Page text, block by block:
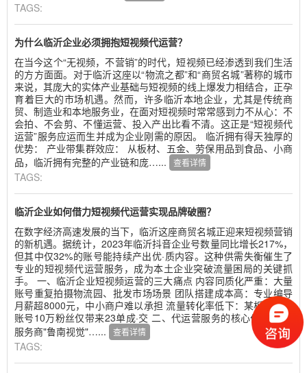
TAGS:
为什么临沂企业必须拥抱短视频代运营？
在当今这个“无视频，不营销”的时代，短视频已经渗透到我们生活
的方方面面。对于临沂这座以“物流之都”和“商贸名城”著称的城市
来说，其庞大的实体产业基础与短视频的线上爆发力相结合，正孕
育着巨大的市场机遇。然而，许多临沂本地企业，尤其是传统商
贸、制造业和本地服务业，在面对短视频时常常感到力不从心：不
会拍、不会剪、不懂运营、投入产出比看不清。这正是“短视频代
运营”服务应运而生并成为企业刚需的原因。 临沂拥有得天独厚的
优势： 产业带集群效应： 从板材、五金、劳保用品到食品、小商
品，临沂拥有完整的产业链和庞…...
查看详情
TAGS:
临沂企业如何借力短视频代运营实现品牌破圈？
在数字经济高速发展的当下，临沂这座商贸名城正迎来短视频营销
的新机遇。据统计，2023年临沂抖音企业号数量同比增长217%，
但其中仅32%的账号能持续产出优·质内容。这种供需失衡催生了
专业的短视频代运营服务，成为本土企业突破流量困局的关键抓
手。 一、临沂企业短视频运营的三大痛点 内容同质化严重：大量
账号重复拍摄物流园、批发市场场景 团队搭建成本高：专业编导
月薪超8000元，中小商户难以承担 流量转化率低下：某板材企业
账号10万粉丝仅带来23单成·交 二、代运营服务的核心价值 本地
服务商"鲁南视觉"…...
查看详情
TAGS: